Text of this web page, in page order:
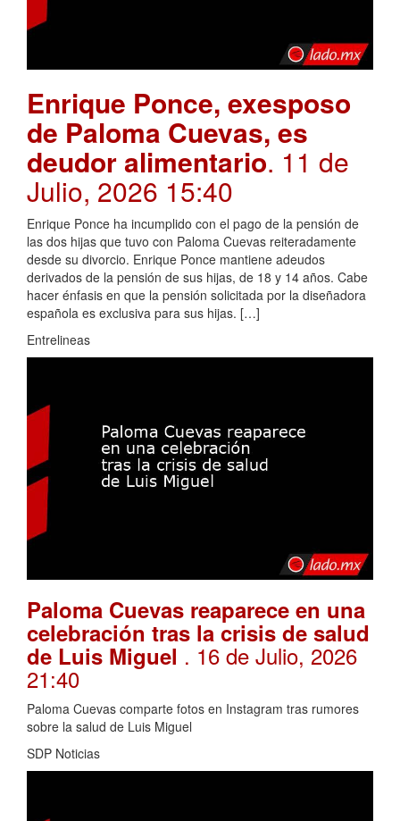
Enrique Ponce, exesposo
de Paloma Cuevas, es
deudor alimentario. 11 de
Julio, 2026 15:40
Enrique Ponce ha incumplido con el pago de la pensión de
las dos hijas que tuvo con Paloma Cuevas reiteradamente
desde su divorcio. Enrique Ponce mantiene adeudos
derivados de la pensión de sus hijas, de 18 y 14 años. Cabe
hacer énfasis en que la pensión solicitada por la diseñadora
española es exclusiva para sus hijas. […]
Entrelineas
Paloma Cuevas reaparece en una
celebración tras la crisis de salud
de Luis Miguel . 16 de Julio, 2026
21:40
Paloma Cuevas comparte fotos en Instagram tras rumores
sobre la salud de Luis Miguel
SDP Noticias